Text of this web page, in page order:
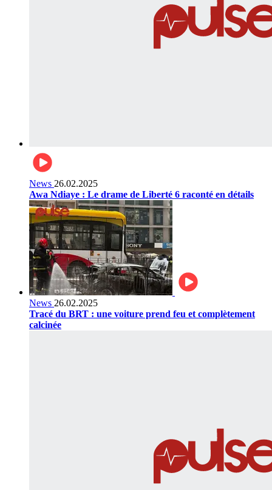
News 26.02.2025
Awa Ndiaye : Le drame de Liberté 6 raconté en détails
News 26.02.2025
Tracé du BRT : une voiture prend feu et complètement
calcinée